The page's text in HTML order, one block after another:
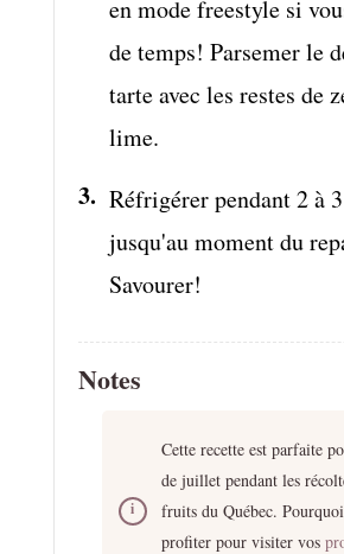
en mode freestyle si
de temps! Parsemer le
tarte avec les restes de
lime.
Réfrigérer pendant 2 à
jusqu'au moment du
Savourer!
Notes
Cette recette est parfaite
de juillet pendant les
fruits du Québec.
profiter pour visiter vos